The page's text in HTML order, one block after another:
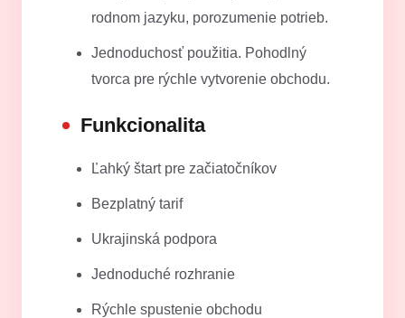
rodnom jazyku, porozumenie potrieb.
Jednoduchosť použitia. Pohodlný
tvorca pre rýchle vytvorenie obchodu.
Funkcionalita
Ľahký štart pre začiatočníkov
Bezplatný tarif
Ukrajinská podpora
Jednoduché rozhranie
Rýchle spustenie obchodu